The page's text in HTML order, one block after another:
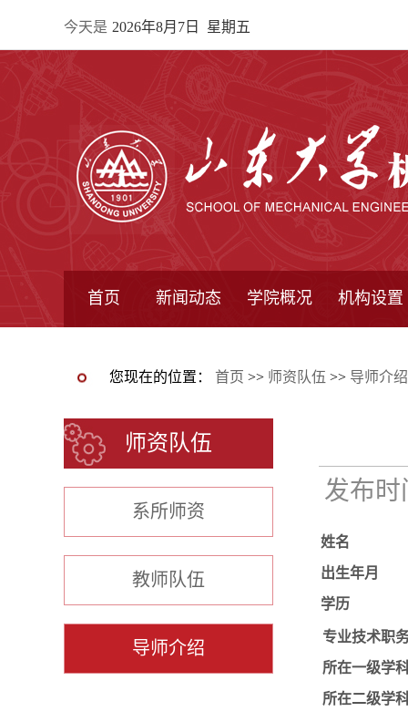
今天是 2026年8月7日 星期五
首页 新闻动态 学院概况 机构设置
您现在的位置： 首页 >> 师资队伍 >> 导师介绍
师资队伍
系所师资
教师队伍
导师介绍
发布
姓名
出生年月
学历
专业技术职
所在一级学
所在二级学